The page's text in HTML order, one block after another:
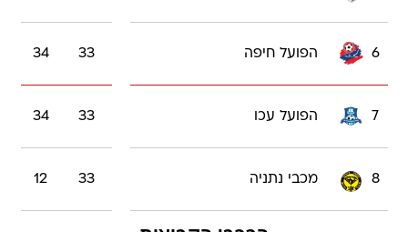
6 הפועל חיפה 33
34
7 הפועל עכו 33
34
8 מכבי נתניה 33
12